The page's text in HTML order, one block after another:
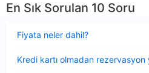
En Sık Sorulan 10 Soru
Fiyata neler dahil?
Kredi kartı olmadan